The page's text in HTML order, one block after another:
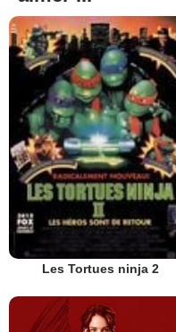
Les Tortues ninja 2